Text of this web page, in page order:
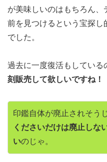
が美味しいのはもちろん、
前を見つけるという宝探し
でした。
過去に一度復活もしている
刻販売して欲しいですね！
印鑑自体が廃止されそう
くださいだけは廃止しな
いのじゃ。